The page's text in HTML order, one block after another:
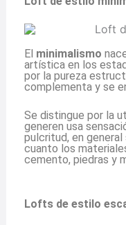
El minimalismo
artística en los
por la pureza
complementa y se
Se distingue por la
generen usa
pulcritud, en
cuanto los
cemento, piedras y
Lofts de estilo